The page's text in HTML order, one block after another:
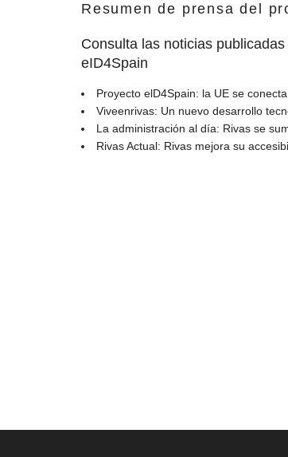
Resumen de prensa del
Consulta las noticias
eID4Spain
Proyecto elD4Spain: la UE se
Viveenrivas: Un nuevo desarrollo
La administración al día: Rivas se
Rivas Actual: Rivas mejora su